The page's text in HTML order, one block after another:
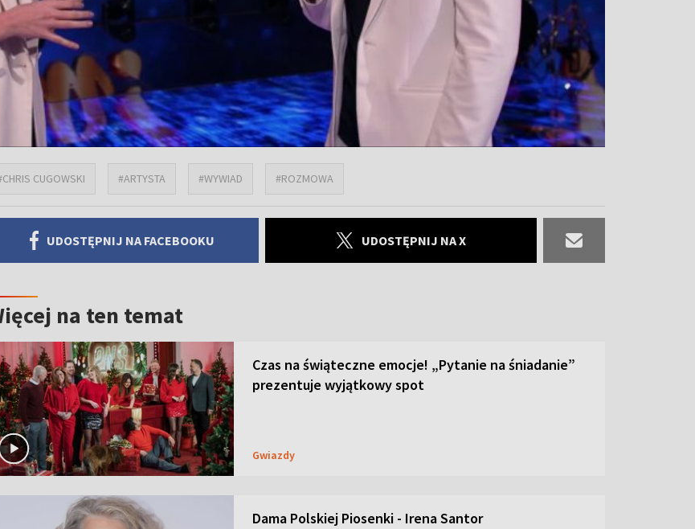
CUGOWSKI #ARTYSTA #WYWIAD #ROZMOWA
UDOSTĘPNIJ NA FACEBOOKU UDOSTĘPNIJ NA X
na ten temat
Czas na świąteczne emocje! „Pytanie na śniadanie”
prezentuje wyjątkowy spot
Gwiazdy
Dama Polskiej Piosenki - Irena Santor